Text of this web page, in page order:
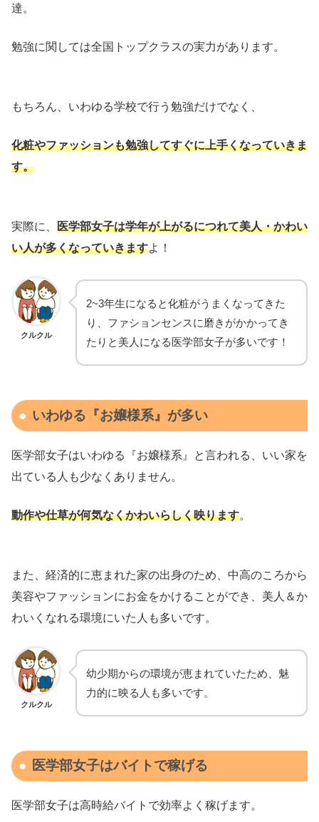
達。
勉強に関しては全国トップクラスの実力があります。
もちろん、いわゆる学校で行う勉強だけでなく、
化粧やファッションも勉強してすぐに上手くなっていきま
す。
実際に、 医学部女子は学年が上がるにつれて美人・かわい
い人が多くなっていきますよ！
クルクル
2~3年生になると化粧がうまくなってきた
り、ファションセンスに磨きがかかってき
たりと美人になる医学部女子が多いです！
いわゆる『お嬢様系』が多い
医学部女子はいわゆる『お嬢様系』と言われる、いい家を
出ている人も少なくありません。
動作や仕草が何気なくかわいらしく映ります。
また、経済的に恵まれた家の出身のため、中高のころから
美容やファッションにお金をかけることができ、美人＆か
わいくなれる環境にいた人も多いです。
クルクル
幼少期からの環境が恵まれていたため、魅
力的に映る人も多いです。
医学部女子はバイトで稼げる
医学部女子は高時給バイトで効率よく稼げます。